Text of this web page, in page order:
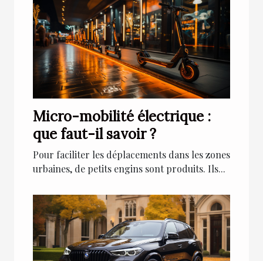
Micro-mobilité électrique :
que faut-il savoir ?
Pour faciliter les déplacements dans les zones
urbaines, de petits engins sont produits. Ils...